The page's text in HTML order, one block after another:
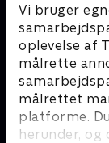
Vi bruger
oplevelse af
målrette
målrettet
platforme.
herunder,
19 News
Nyheder